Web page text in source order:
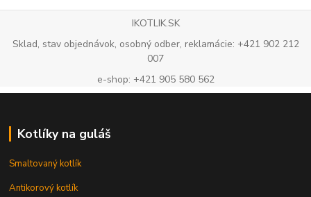
IKOTLIK.SK
Sklad, stav objednávok, osobný odber, reklamácie: +421 902 212
007
e-shop: +421 905 580 562
Kotlíky na guláš
Smaltovaný kotlík
Antikorový kotlík